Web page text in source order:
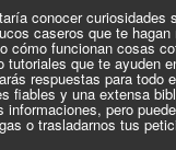
conocer curiosidades
caseros que te
cómo funcionan cosas
tutoriales que te ayuden
respuestas para todo
fiables y una extensa
informaciones, pero
o trasladarnos tus